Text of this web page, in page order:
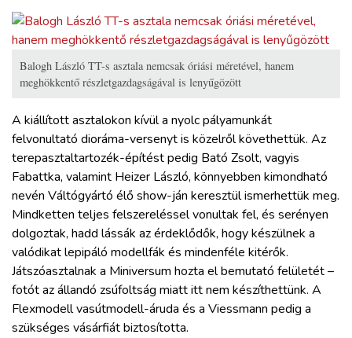
Balogh László TT-s asztala nemcsak óriási méretével, hanem
meghökkentő részletgazdagságával is lenyűgözött
A kiállított asztalokon kívül a nyolc pályamunkát
felvonultató dioráma-versenyt is közelről követhettük. Az
terepasztaltartozék-építést pedig Bató Zsolt, vagyis
Fabattka, valamint Heizer László, könnyebben kimondható
nevén Váltógyártó élő show-ján keresztül ismerhettük meg.
Mindketten teljes felszereléssel vonultak fel, és serényen
dolgoztak, hadd lássák az érdeklődők, hogy készülnek a
valódikat lepipáló modellfák és mindenféle kitérők.
Játszóasztalnak a Miniversum hozta el bemutató felületét –
fotót az állandó zsúfoltság miatt itt nem készíthettünk. A
Flexmodell vasútmodell-áruda és a Viessmann pedig a
szükséges vásárfiát biztosította.